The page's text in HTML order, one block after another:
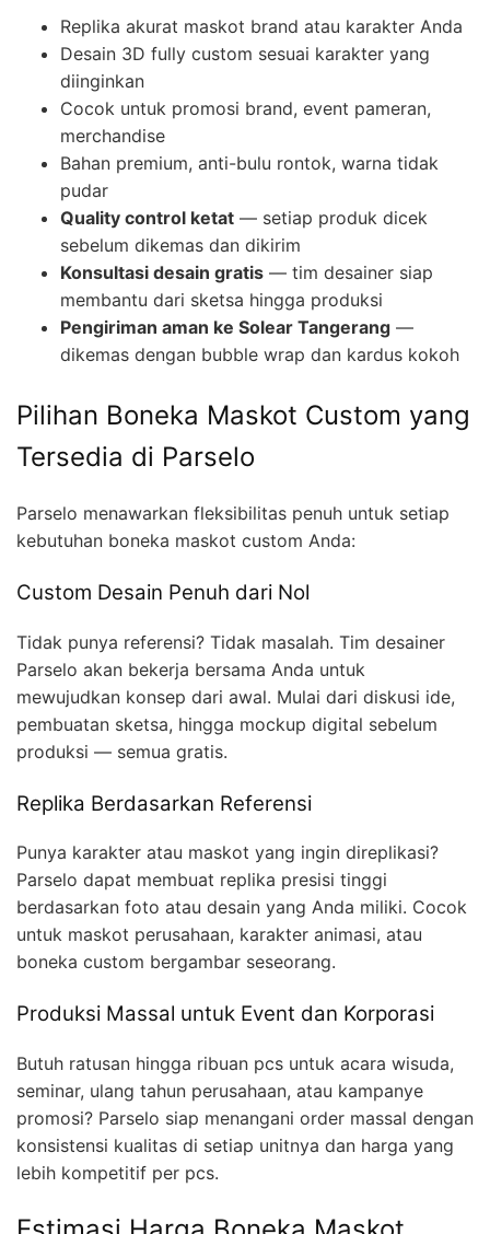
Replika akurat maskot brand atau karakter Anda
Desain 3D fully custom sesuai karakter yang
diinginkan
Cocok untuk promosi brand, event pameran,
merchandise
Bahan premium, anti-bulu rontok, warna tidak
pudar
Quality control ketat — setiap produk dicek
sebelum dikemas dan dikirim
Konsultasi desain gratis — tim desainer siap
membantu dari sketsa hingga produksi
Pengiriman aman ke Solear Tangerang —
dikemas dengan bubble wrap dan kardus kokoh
Pilihan Boneka Maskot Custom yang
Tersedia di Parselo
Parselo menawarkan fleksibilitas penuh untuk setiap
kebutuhan boneka maskot custom Anda:
Custom Desain Penuh dari Nol
Tidak punya referensi? Tidak masalah. Tim desainer
Parselo akan bekerja bersama Anda untuk
mewujudkan konsep dari awal. Mulai dari diskusi ide,
pembuatan sketsa, hingga mockup digital sebelum
produksi — semua gratis.
Replika Berdasarkan Referensi
Punya karakter atau maskot yang ingin direplikasi?
Parselo dapat membuat replika presisi tinggi
berdasarkan foto atau desain yang Anda miliki. Cocok
untuk maskot perusahaan, karakter animasi, atau
boneka custom bergambar seseorang.
Produksi Massal untuk Event dan Korporasi
Butuh ratusan hingga ribuan pcs untuk acara wisuda,
seminar, ulang tahun perusahaan, atau kampanye
promosi? Parselo siap menangani order massal dengan
konsistensi kualitas di setiap unitnya dan harga yang
lebih kompetitif per pcs.